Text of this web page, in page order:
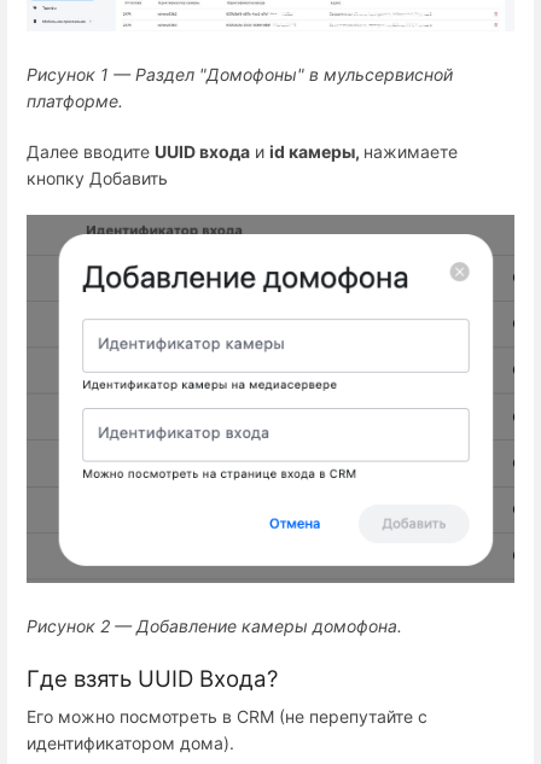
Рисунок 1 — Раздел "Домофоны" в мульсервисной
платформе.
Далее вводите UUID входа и id камеры, нажимаете
кнопку Добавить
Рисунок 2 — Добавление камеры домофона.
Где взять UUID Входа?
Его можно посмотреть в CRM (не перепутайте с
идентификатором дома).